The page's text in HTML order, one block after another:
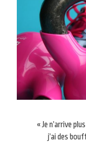
« Je n’arrive
j’ai des